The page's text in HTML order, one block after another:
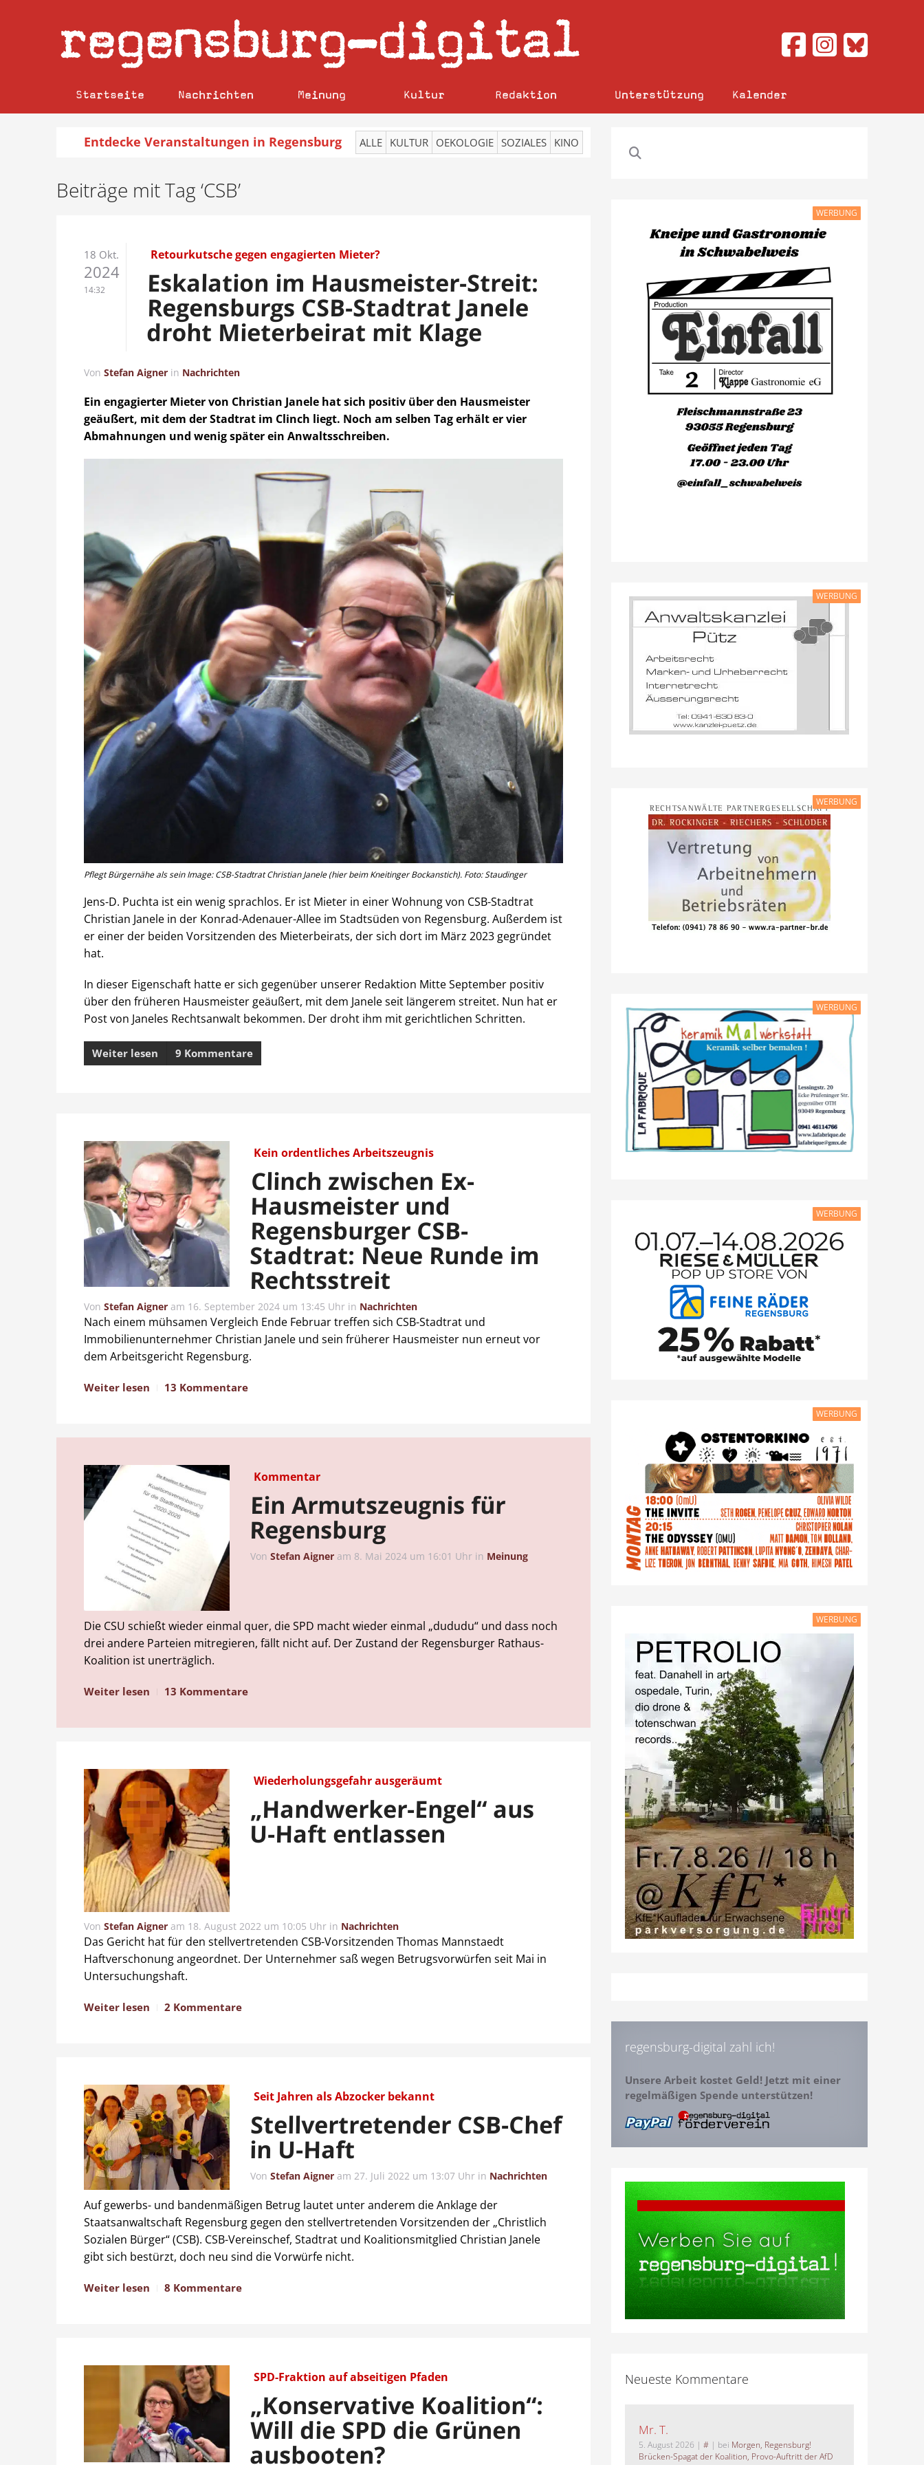
regensburg–digital
Startseite Nachrichten Meinung Kultur Redaktion Unterstützung Kalender
Entdecke Veranstaltungen in Regensburg ALLE KULTUR OEKOLOGIE SOZIALES KINO
Beiträge mit Tag ‘CSB’
18 Okt.
2024
14:32
Retourkutsche gegen engagierten Mieter?
Eskalation im Hausmeister-Streit:
Regensburgs CSB-Stadtrat Janele
droht Mieterbeirat mit Klage
Von Stefan Aigner in Nachrichten
Ein engagierter Mieter von Christian Janele hat sich positiv über den Hausmeister
geäußert, mit dem der Stadtrat im Clinch liegt. Noch am selben Tag erhält er vier
Abmahnungen und wenig später ein Anwaltsschreiben.
Pflegt Bürgernähe als sein Image: CSB-Stadtrat Christian Janele (hier beim Kneitinger Bockanstich). Foto: Staudinger
Jens-D. Puchta ist ein wenig sprachlos. Er ist Mieter in einer Wohnung von CSB-Stadtrat
Christian Janele in der Konrad-Adenauer-Allee im Stadtsüden von Regensburg. Außerdem ist
er einer der beiden Vorsitzenden des Mieterbeirats, der sich dort im März 2023 gegründet
hat.
In dieser Eigenschaft hatte er sich gegenüber unserer Redaktion Mitte September positiv
über den früheren Hausmeister geäußert, mit dem Janele seit längerem streitet. Nun hat er
Post von Janeles Rechtsanwalt bekommen. Der droht ihm mit gerichtlichen Schritten.
Weiter lesen 9 Kommentare
Kein ordentliches Arbeitszeugnis
Clinch zwischen Ex-
Hausmeister und
Regensburger CSB-
Stadtrat: Neue Runde im
Rechtsstreit
Von Stefan Aigner am 16. September 2024 um 13:45 Uhr in Nachrichten
Nach einem mühsamen Vergleich Ende Februar treffen sich CSB-Stadtrat und
Immobilienunternehmer Christian Janele und sein früherer Hausmeister nun erneut vor
dem Arbeitsgericht Regensburg.
Weiter lesen 13 Kommentare
Kommentar
Ein Armutszeugnis für
Regensburg
VonStefan Aigner am 8. Mai 2024 um 16:01 Uhr in Meinung
Die CSU schießt wieder einmal quer, die SPD macht wieder einmal „dududu“ und dass noch
drei andere Parteien mitregieren, fällt nicht auf. Der Zustand der Regensburger Rathaus-
Koalition ist unerträglich.
Weiter lesen 13 Kommentare
Wiederholungsgefahr ausgeräumt
„Handwerker-Engel“ aus
U-Haft entlassen
Von Stefan Aigner am 18. August 2022 um 10:05 Uhr in Nachrichten
Das Gericht hat für den stellvertretenden CSB-Vorsitzenden Thomas Mannstaedt
Haftverschonung angeordnet. Der Unternehmer saß wegen Betrugsvorwürfen seit Mai in
Untersuchungshaft.
Weiter lesen 2 Kommentare
Seit Jahren als Abzocker bekannt
Stellvertretender CSB-Chef
in U-Haft
VonStefan Aigner am27. Juli 2022 um 13:07 Uhr in Nachrichten
Auf gewerbs- und bandenmäßigen Betrug lautet unter anderem die Anklage der
Staatsanwaltschaft Regensburg gegen den stellvertretenden Vorsitzenden der „Christlich
Sozialen Bürger“ (CSB). CSB-Vereinschef, Stadtrat und Koalitionsmitglied Christian Janele
gibt sich bestürzt, doch neu sind die Vorwürfe nicht.
Weiter lesen 8 Kommentare
SPD-Fraktion auf abseitigen Pfaden
„Konservative Koalition“:
Will die SPD die Grünen
ausbooten?
WERBUNG
WERBUNG
WERBUNG
WERBUNG
WERBUNG
WERBUNG
WERBUNG
regensburg-digital zahl ich!
Unsere Arbeit kostet Geld! Jetzt mit einer
regelmäßigen Spende unterstützen!
Neueste Kommentare
Mr. T.
5. August 2026 | #| bei Morgen, Regensburg!
Brücken-Spagat der Koalition, Provo-Auftritt der AfD